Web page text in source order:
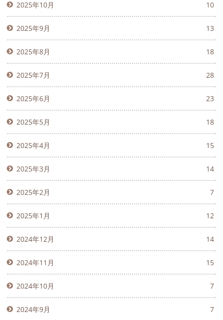
2025年10月 10
2025年9月 13
2025年8月 18
2025年7月 28
2025年6月 23
2025年5月 18
2025年4月 15
2025年3月 14
2025年2月 7
2025年1月 12
2024年12月 14
2024年11月 15
2024年10月 7
2024年9月 7